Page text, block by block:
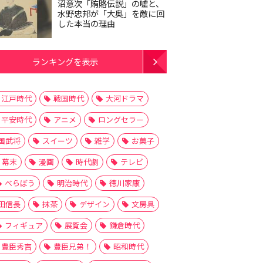
沼意次「賄賂伝説」の嘘と、
水野忠邦が「大奥」を敵に回
した本当の理由
ランキングを表示
江戸時代 戦国時代
大河ドラマ
平安時代
アニメ
ロングセラー
武将
スイーツ 雑学
お菓子
幕末
漫画 時代劇
テレビ
べらぼう
明治時代
徳川家康
信長
抹茶 デザイン
文房具
フィギュア
展覧会
鎌倉時代
豊臣秀吉
豊臣兄弟！
昭和時代